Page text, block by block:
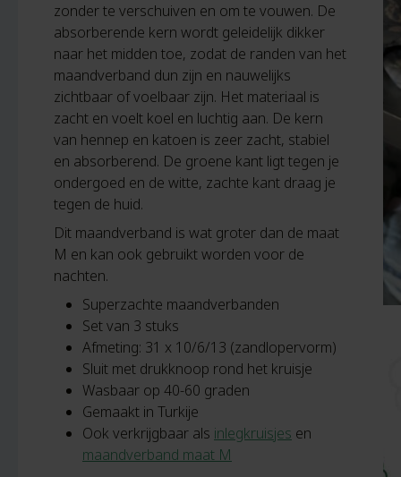
zonder te verschuiven en om te vouwen. De
absorberende kern wordt geleidelijk dikker
naar het midden toe, zodat de randen van het
maandverband dun zijn en nauwelijks
zichtbaar of voelbaar zijn. Het materiaal is
zacht en voelt koel en luchtig aan. De kern
van hennep en katoen is zeer zacht, stabiel
en absorberend. De groene kant ligt tegen je
ondergoed en de witte, zachte kant draag je
tegen de huid.
Dit maandverband is wat groter dan de maat
M en kan ook gebruikt worden voor de
nachten.
Superzachte maandverbanden
Set van 3 stuks
Afmeting: 31 x 10/6/13 (zandlopervorm)
Sluit met drukknoop rond het kruisje
Wasbaar op 40-60 graden
Gemaakt in Turkije
Ook verkrijgbaar als inlegkruisjes en
maandverband maat M